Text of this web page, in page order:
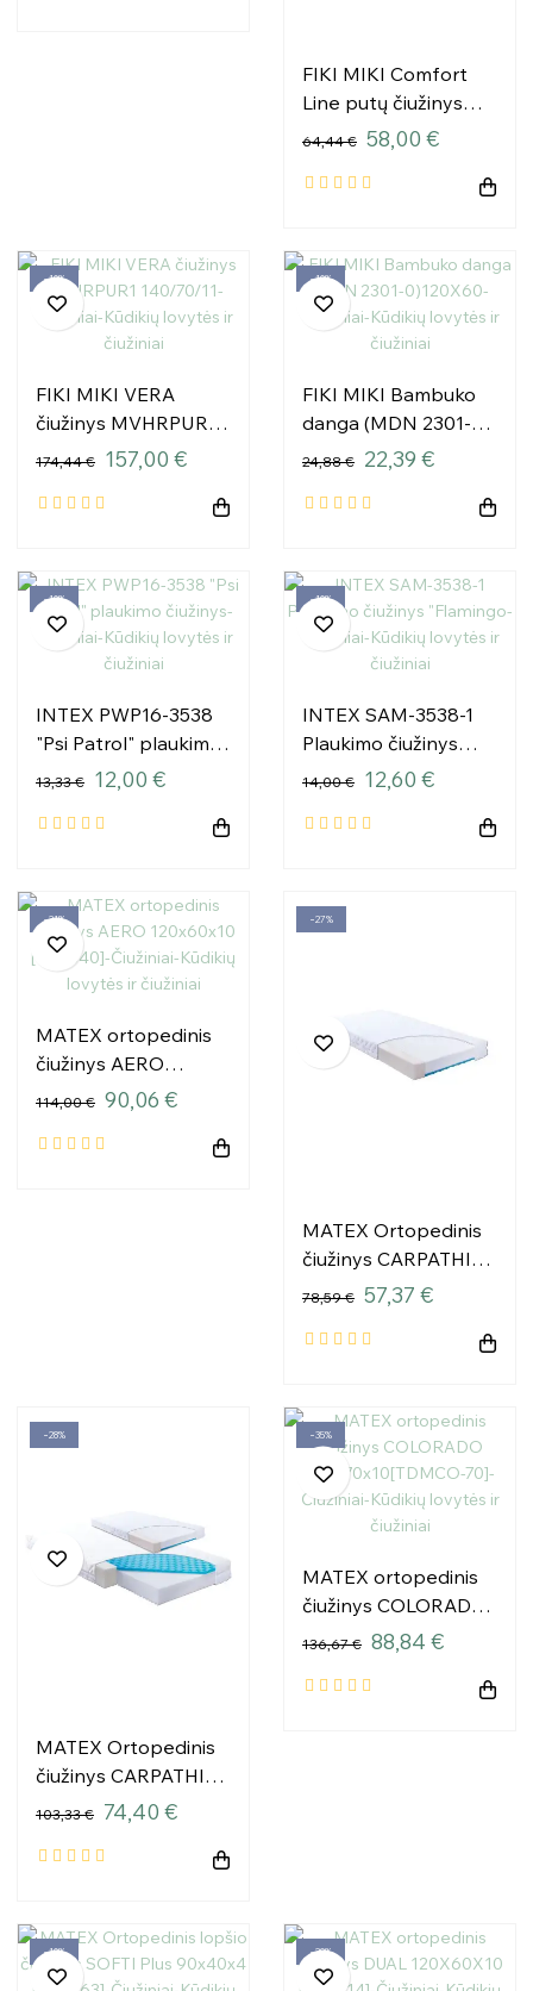
FIKI MIKI Comfort
Line putų čiužinys
PKL1 120x60
64,44 € 58,00 €
−10%
FIKI MIKI VERA
čiužinys MVHRPUR1
140/70/11
174,44 € 157,00 €
−10%
FIKI MIKI Bambuko
danga (MDN 2301-
0)120X60
24,88 € 22,39 €
−10%
INTEX PWP16-3538
"Psi Patrol" plaukimo
čiužinys
13,33 € 12,00 €
−10%
INTEX SAM-3538-1
Plaukimo čiužinys
"Flamingo
14,00 € 12,60 €
−21%
MATEX ortopedinis
čiužinys AERO
120x60x10 [TB0340]
114,00 € 90,06 €
−27%
MATEX Ortopedinis
čiužinys CARPATHIA
120x60x10 [TB0310]
78,59 € 57,37 €
−28%
MATEX Ortopedinis
čiužinys CARPATHIA
140x70x10 [TB0311]
103,33 € 74,40 €
−35%
MATEX ortopedinis
čiužinys COLORADO
140x70x10[TDMCO-
136,67 € 88,84 €
−10% −29%